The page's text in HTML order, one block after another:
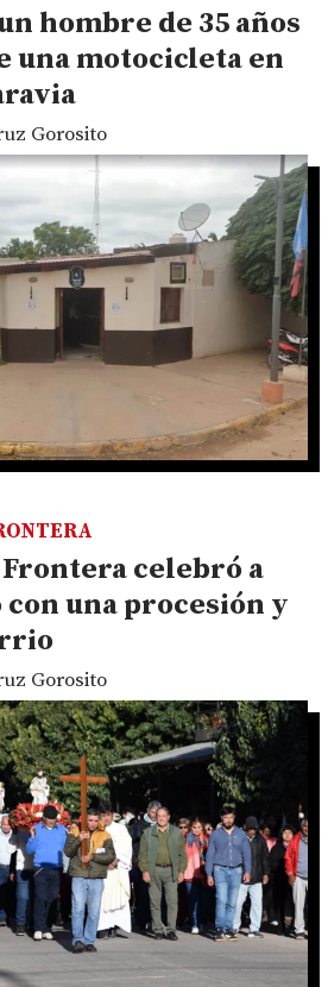
hombre de 35 años
una motocicleta en
Gorosito
celebró a
con una procesión y
Gorosito